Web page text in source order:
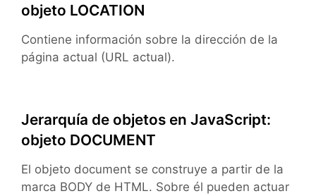
objeto LOCATION
Contiene información sobre la dirección de la
página actual (URL actual).
Jerarquía de objetos en JavaScript:
objeto DOCUMENT
El objeto document se construye a partir de la
marca BODY de HTML. Sobre él pueden actuar